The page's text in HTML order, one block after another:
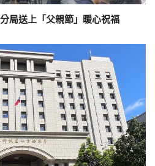
局送上「父親節」暖心祝福